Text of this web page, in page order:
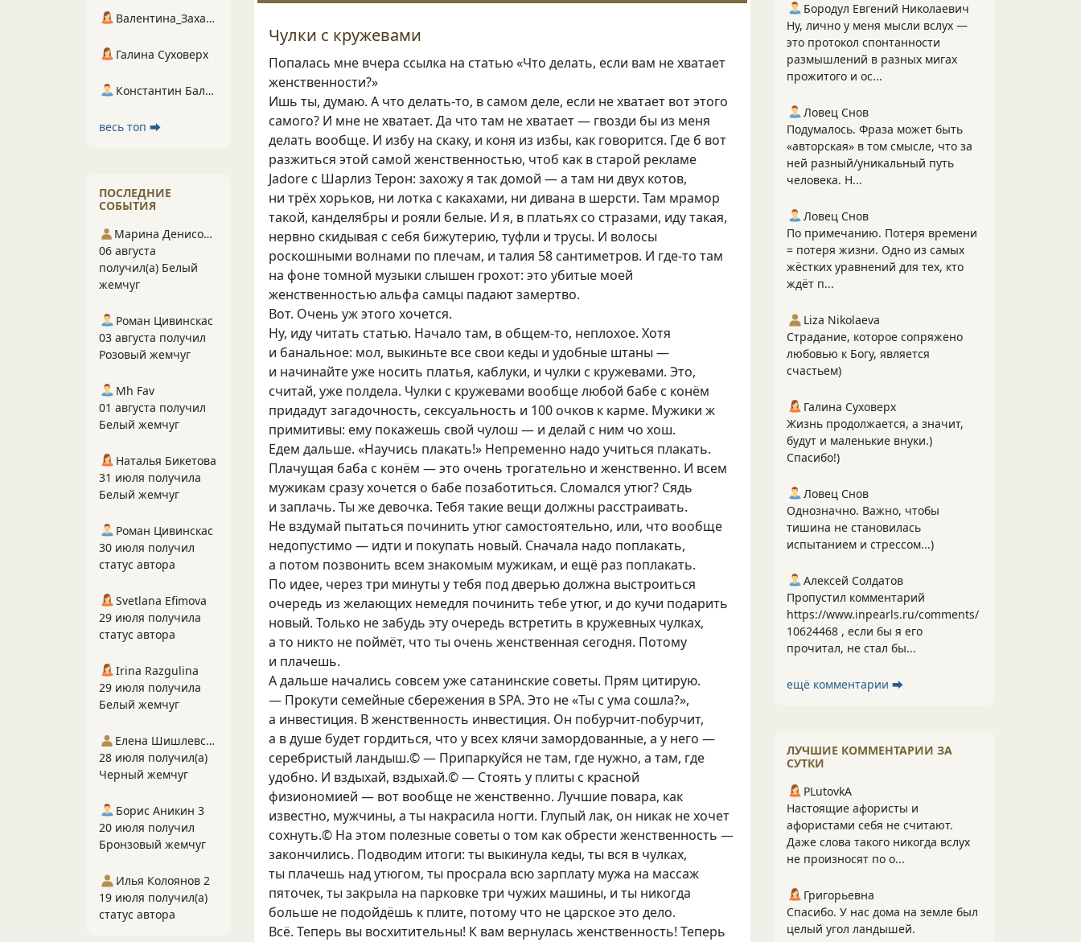
Чулки с кружевами
Попалась мне вчера ссылка на статью«Что делать, если вам не хватает
женственности?»
Ишь ты, думаю. А что делать-то, в самом деле, если не хватает вот этого
самого? И мне не хватает. Да что там не хватает — гвозди бы из меня
делать вообще. И избу на скаку, и коня из избы, как говорится. Где б вот
разжиться этой самой женственностью, чтоб как в старой рекламе
Jadore с Шарлиз Терон: захожу я так домой — а там ни двух котов,
ни трёх хорьков, ни лотка с какахами, ни дивана в шерсти. Там мрамор
такой, канделябры и рояли белые. И я, в платьях со стразами, иду такая,
нервно скидывая с себя бижутерию, туфли и трусы. И волосы
роскошными волнами по плечам, и талия 58 сантиметров. И где-то там
на фоне томной музыки слышен грохот: это убитые моей
женственностью альфа самцы падают замертво.
Вот. Очень уж этого хочется.
Ну, иду читать статью. Начало там, в общем-то, неплохое. Хотя
и банальное: мол, выкиньте все свои кеды и удобные штаны —
и начинайте уже носить платья, каблуки, и чулки с кружевами. Это,
считай, уже полдела. Чулки с кружевами вообще любой бабе с конём
придадут загадочность, сексуальность и 100 очков к карме. Мужики ж
примитивы: ему покажешь свой чулош — и делай с ним чо хош.
Едем дальше. «Научись плакать!» Непременно надо учиться плакать.
Плачущая баба с конём — это очень трогательно и женственно. И всем
мужикам сразу хочется о бабе позаботиться. Сломался утюг? Сядь
и заплачь. Ты же девочка. Тебя такие вещи должны расстраивать.
Не вздумай пытаться починить утюг самостоятельно, или, что вообще
недопустимо — идти и покупать новый. Сначала надо поплакать,
а потом позвонить всем знакомым мужикам, и ещё раз поплакать.
По идее, через три минуты у тебя под дверью должна выстроиться
очередь из желающих немедля починить тебе утюг, и до кучи подарить
новый. Только не забудь эту очередь встретить в кружевных чулках,
а то никто не поймёт, что ты очень женственная сегодня. Потому
и плачешь.
А дальше начались совсем уже сатанинские советы. Прям цитирую.
— Прокути семейные сбережения в SPA. Это не «Ты с ума сошла?»,
а инвестиция. В женственность инвестиция. Он побурчит-побурчит,
а в душе будет гордиться, что у всех клячи замордованные, а у него —
серебристый ландыш.© — Припаркуйся не там, где нужно, а там, где
удобно. И вздыхай, вздыхай.© — Стоять у плиты с красной
физиономией — вот вообще не женственно. Лучшие повара, как
известно, мужчины, а ты накрасила ногти. Глупый лак, он никак не хочет
сохнуть.© На этом полезные советы о том как обрести женственность —
закончились. Подводим итоги: ты выкинула кеды, ты вся в чулках,
ты плачешь над утюгом, ты просрала всю зарплату мужа на массаж
пяточек, ты закрыла на парковке три чужих машины, и ты никогда
больше не подойдёшь к плите, потому что не царское это дело.
Всё. Теперь вы восхитительны! К вам вернулась женственность! Теперь
Бородул Евгений Николаевич
Ну, лично у меня мысли вслух —
это протокол спонтанности
размышлений в разных мигах
прожитого и ос...
Ловец Снов
Подумалось. Фраза может быть
«авторская» в том смысле, что за
ней разный/уникальный путь
человека. Н...
Ловец Снов
По примечанию. Потеря времени
= потеря жизни. Одно из самых
жёстких уравнений для тех, кто
ждёт п...
Liza Nikolaeva
Страдание, которое сопряжено
любовью к Богу, является
счастьем)
Галина Суховерх
Жизнь продолжается, а значит,
будут и маленькие внуки.)
Спасибо!)
Ловец Снов
Однозначно. Важно, чтобы
тишина не становилась
испытанием и стрессом...)
Алексей Солдатов
Пропустил комментарий
https://www.inpearls.ru/comments/
10624468 , если бы я его
прочитал, не стал бы...
ещё комментарии ⮕
ЛУЧШИЕ КОММЕНТАРИИ ЗА
СУТКИ
PLutоvkА
Настоящие афористы и
афористами себя не считают.
Даже слова такого никогда вслух
не произносят по о...
Григорьевна
Спасибо. У нас дома на земле был
целый угол ландышей.
Валентина_Захарова
Галина Суховерх
Константин Балухта
весь топ ⮕
ПОСЛЕДНИЕ
СОБЫТИЯ
Марина Денисова 5
06 августа
получил(а) Белый
жемчуг
Роман Цивинскас
03 августа получил
Розовый жемчуг
Mh Fav
01 августа получил
Белый жемчуг
Наталья Бикетова
31 июля получила
Белый жемчуг
Роман Цивинскас
30 июля получил
статус автора
Svetlana Efimova
29 июля получила
статус автора
Irina Razgulina
29 июля получила
Белый жемчуг
Елена Шишлевская
28 июля получил(а)
Черный жемчуг
Борис Аникин 3
20 июля получил
Бронзовый жемчуг
Илья Колоянов 2
19 июля получил(а)
статус автора